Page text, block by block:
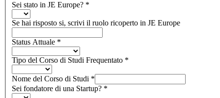
Sei stato in JE Europe? *
Se hai risposto si, scrivi il ruolo ricoperto in JE Europe
Status Attuale *
Tipo del Corso di Studi Frequentato *
Nome del Corso di Studi *
Sei fondatore di una Startup? *